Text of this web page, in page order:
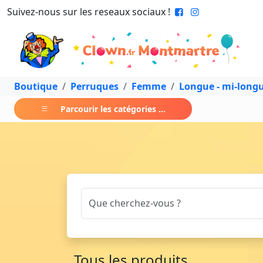
Suivez-nous sur les reseaux sociaux !
Boutique Perruques Femme Longue - mi-
Parcourir les catégories ...